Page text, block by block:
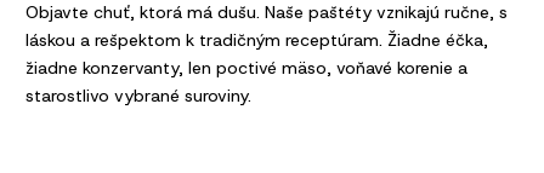
Objavte chuť, ktorá má dušu. Naše paštéty vznikajú ručne, s
láskou a rešpektom k tradičným receptúram. Žiadne éčka,
žiadne konzervanty, len poctivé mäso, voňavé korenie a
starostlivo vybrané suroviny.